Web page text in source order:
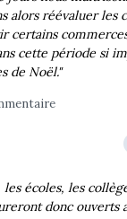
alors réévaluer les
certains
cette période si
de Noël."
les écoles, les
donc ouverts